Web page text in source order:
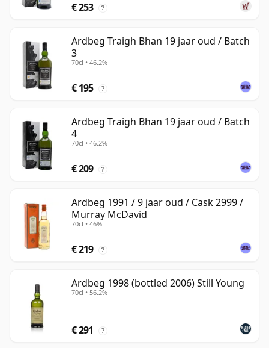
€ 253 ?
Ardbeg Traigh Bhan 19 jaar oud / Batch
3
70cl • 46.2%
€ 195 ?
Ardbeg Traigh Bhan 19 jaar oud / Batch
4
70cl • 46.2%
€ 209 ?
Ardbeg 1991 / 9 jaar oud / Cask 2999 /
Murray McDavid
70cl • 46%
€ 219 ?
Ardbeg 1998 (bottled 2006) Still Young
70cl • 56.2%
€ 291 ?